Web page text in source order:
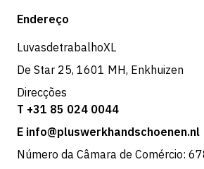
Devoluções e serviço
Loja
Endereço
LuvasdetrabalhoXL
De Star 25, 1601 MH, Enkhuizen
Direcções
T +31 85 024 0044
E info@pluswerkhandschoenen.nl
Número da Câmara de Comércio: